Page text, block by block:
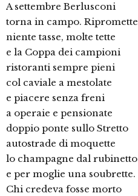
A settembre Berlusconi
torna in campo. Ripromette
niente tasse, molte tette
e la Coppa dei campioni
ristoranti sempre pieni
col caviale a mestolate
e piacere senza freni
a operaie e pensionate
doppio ponte sullo Stretto
autostrade di moquette
lo champagne dal rubinetto
e per moglie una soubrette.
Chi credeva fosse morto